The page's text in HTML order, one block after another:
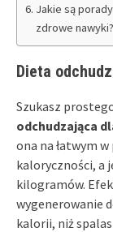
Jakie są
zdrowe nawyki?
Dieta
Szukasz
odchudzająca
ona na łatwym
kaloryczności, a
kilogramów.
wygenerowanie
kalorii, niż